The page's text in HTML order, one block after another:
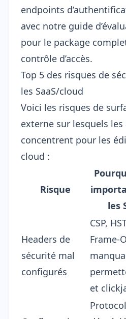
endpoints
avec notre guide
pour le package
contrôle d’accès.
Top 5 des risques de
les SaaS/cloud
Voici les risques de
externe sur lesquels
concentrent pour les
cloud :
Risque
les
Headers de
sécurité mal
configurés
CSP,
Frame-
et